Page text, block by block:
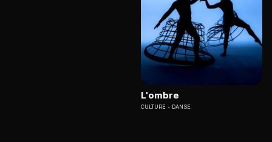
L'ombre
CULTURE DANSE